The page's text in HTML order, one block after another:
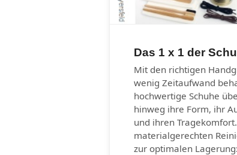
Das 1 x 1 der
Mit den richtigen
wenig Zeitaufwand
hochwertige Schuhe
hinweg ihre Form, ihr
und ihren
materialgerechten
zur optimalen